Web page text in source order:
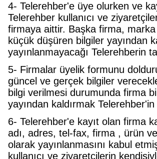
4- Telerehber'e üye olurken ve
Telerehber kullanıcı ve
firmaya aittir. Başka firma,
küçük düşüren bilgiler yayından
yayınlanmayacağı Telerehberin
5- Firmalar üyelik formunu
güncel ve gerçek bilgiler
bilgi verilmesi durumunda firma
yayından kaldırmak
6- Telerehber'e kayıt olan firma
adı, adres, tel-fax, firma , ürün
olarak yayınlanmasını kabul
kullanıcı ve ziyaretcilerin